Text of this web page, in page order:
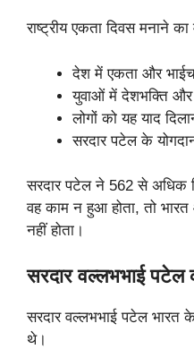
राष्ट्रीय एकता दिवस मनाने का
देश में एकता और
युवाओं में देशभक्ति और
लोगों को यह याद
सरदार पटेल के
सरदार पटेल ने 562 से अधिक
वह काम न हुआ होता, तो
नहीं होता।
सरदार वल्लभभाई
सरदार वल्लभभाई पटेल भारत
थे।